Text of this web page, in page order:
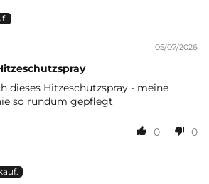
05/07/2026
dieses Hitzeschutzspray - meine
so rundum gepflegt
0 0